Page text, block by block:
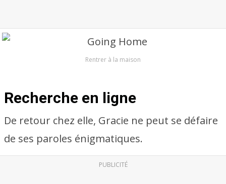
Rentrer à la maison
Recherche en ligne
De retour chez elle, Gracie ne peut se défaire
de ses paroles énigmatiques.
PUBLICITÉ